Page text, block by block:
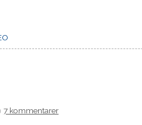
7 kommentarer